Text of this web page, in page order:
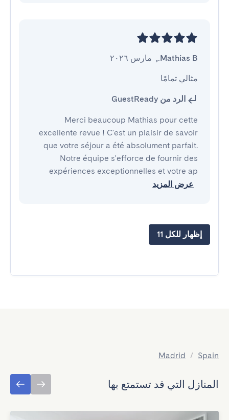
Mathias B.
, مارس ٢٠٢٦
مثالي تمامًا
الرد من GuestReady
Merci beaucoup Mathias pour cette
excellente revue ! C'est un plaisir de savoir
que votre séjour a été absolument parfait.
Notre équipe s'efforce de fournir des
expériences exceptionnelles et votre ap
عرض المزيد
إظهار للكل 11
Spain
/
Madrid
المنازل التي قد تستمتع بها